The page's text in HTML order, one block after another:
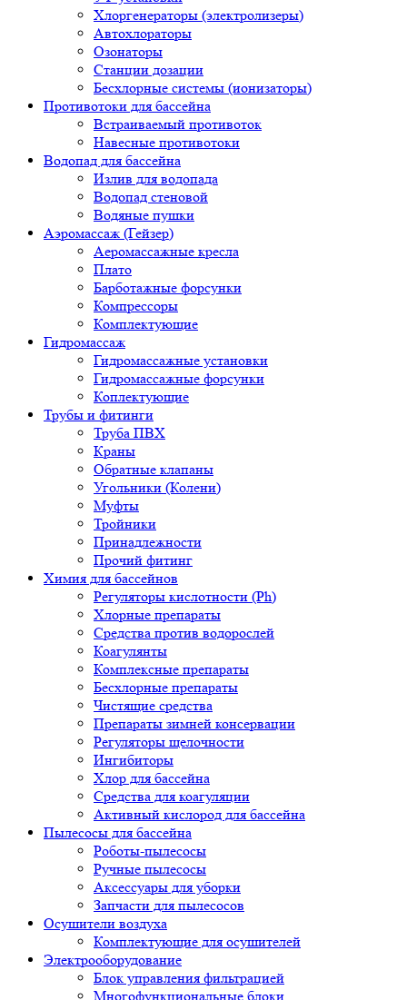
Хлоргенераторы (электролизеры)
Автохлораторы
Озонаторы
Станции дозации
Бесхлорные системы (ионизаторы)
Противотоки для бассейна
Встраиваемый противоток
Навесные противотоки
Водопад для бассейна
Излив для водопада
Водопад стеновой
Водяные пушки
Аэромассаж (Гейзер)
Аеромассажные кресла
Плато
Барботажные форсунки
Компрессоры
Комплектующие
Гидромассаж
Гидромассажные установки
Гидромассажные форсунки
Коплектующие
Трубы и фитинги
Труба ПВХ
Краны
Обратные клапаны
Угольники (Колени)
Муфты
Тройники
Принадлежности
Прочий фитинг
Химия для бассейнов
Регуляторы кислотности (Ph)
Хлорные препараты
Средства против водорослей
Коагулянты
Комплексные препараты
Бесхлорные препараты
Чистящие средства
Препараты зимней консервации
Регуляторы щелочности
Ингибиторы
Хлор для бассейна
Средства для коагуляции
Активный кислород для бассейна
Пылесосы для бассейна
Роботы-пылесосы
Ручные пылесосы
Аксессуары для уборки
Запчасти для пылесосов
Осушители воздуха
Комплектующие для осушителей
Электрооборудование
Блок управления фильтрацией
Многофункциональные блоки